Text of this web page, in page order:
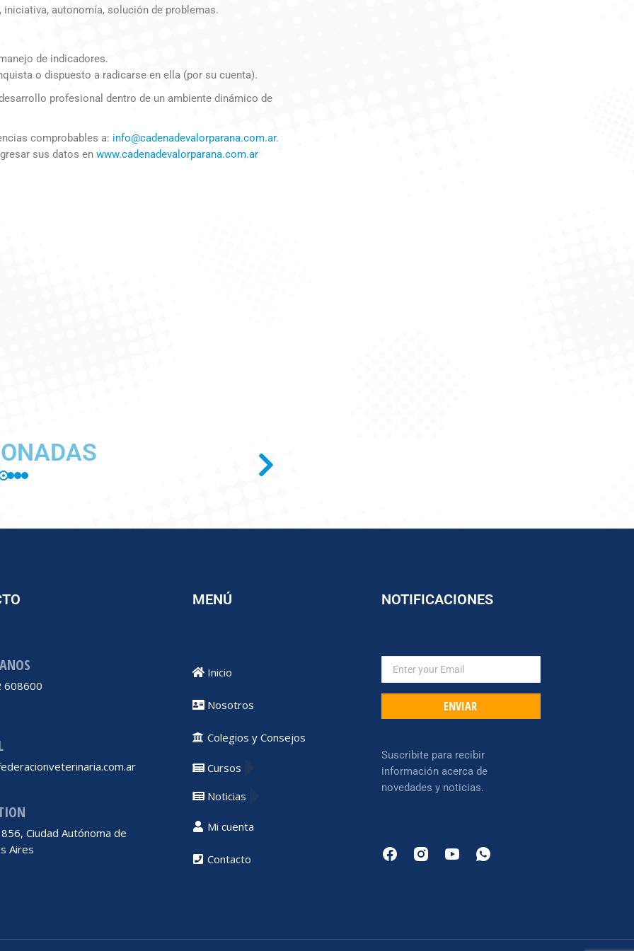
autonomía, solución de problemas.
de indicadores.
o dispuesto a radicarse en ella (por su cuenta).
profesional dentro de un ambiente dinámico de
comprobables a: info@cadenadevalorparana.com.ar.
sus datos en www.cadenadevalorparana.com.ar
608600
Ciudad Autónoma de
Aires
MENÚ
Inicio
Nosotros
Colegios y Consejos
Cursos
Noticias
Mi cuenta
Contacto
NOTIFICACIONES
ENVIAR
Suscribite para recibir
información acerca de
novedades y noticias.